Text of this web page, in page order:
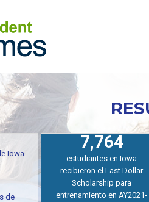
Iowa
de
7,764
estudiantes en Iowa
recibieron el Last Dollar
Scholarship para
entrenamiento en AY2021-